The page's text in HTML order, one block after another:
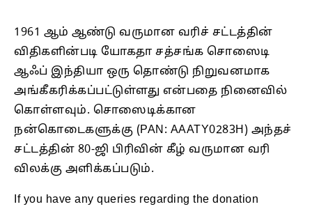
1961 ஆம் ஆண்டு வருமான வரிச் சட்டத்தின்
விதிகளின்படி யோகதா சத்சங்க சொஸைடி
ஆஃப் இந்தியா ஒரு தொண்டு நிறுவனமாக
அங்கீகரிக்கப்பட்டுள்ளது என்பதை நினைவில்
கொள்ளவும். சொஸைடிக்கான
நன்கொடைகளுக்கு (PAN: AAATY0283H) அந்தச்
சட்டத்தின் 80-ஜி பிரிவின் கீழ் வருமான வரி
விலக்கு அளிக்கப்படும்.
If you have any queries regarding the donation